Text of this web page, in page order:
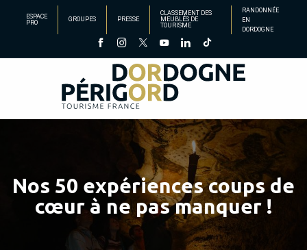
principal
ESPACE
PRO
GROUPES PRESSE
CLASSEMENT DES
MEUBLÉS DE
TOURISME
RANDONNÉE
EN
DORDOGNE
Nos 50 expériences coups de
cœur à ne pas manquer !